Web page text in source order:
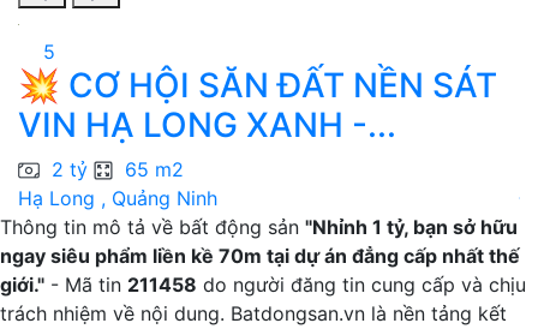
5
💥 CƠ HỘI SĂN ĐẤT NỀN SÁT
VIN HẠ LONG XANH -...
2 tỷ
65 m2
Hạ Long , Quảng Ninh
Thông tin mô tả về bất động sản "Nhỉnh 1 tỷ, bạn sở hữu
ngay siêu phẩm liền kề 70m tại dự án đẳng cấp nhất thế
giới." - Mã tin 211458 do người đăng tin cung cấp và chịu
trách nhiệm về nội dung. Batdongsan.vn là nền tảng kết